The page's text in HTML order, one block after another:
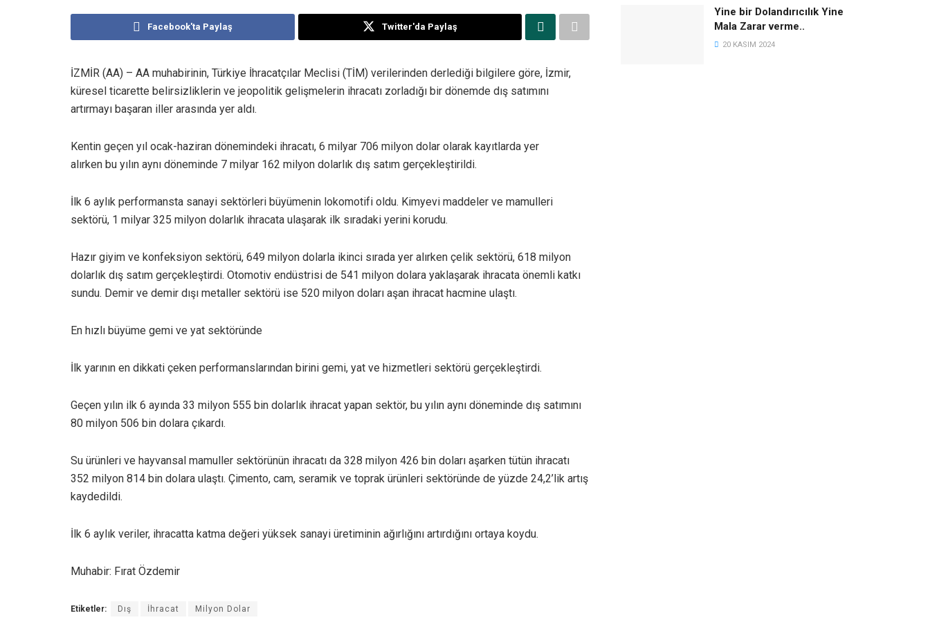
Facebook'ta Paylaş Twitter'da Paylaş
İZMİR (AA) – AA muhabirinin, Türkiye İhracatçılar Meclisi (TİM) verilerinden derlediği bilgilere göre, İzmir,
küresel ticarette belirsizliklerin ve jeopolitik gelişmelerin ihracatı zorladığı bir dönemde dış satımını
artırmayı başaran iller arasında yer aldı.
Kentin geçen yıl ocak-haziran dönemindeki ihracatı, 6 milyar 706 milyon dolar olarak kayıtlarda yer
alırken bu yılın aynı döneminde 7 milyar 162 milyon dolarlık dış satım gerçekleştirildi.
İlk 6 aylık performansta sanayi sektörleri büyümenin lokomotifi oldu. Kimyevi maddeler ve mamulleri
sektörü, 1 milyar 325 milyon dolarlık ihracata ulaşarak ilk sıradaki yerini korudu.
Hazır giyim ve konfeksiyon sektörü, 649 milyon dolarla ikinci sırada yer alırken çelik sektörü, 618 milyon
dolarlık dış satım gerçekleştirdi. Otomotiv endüstrisi de 541 milyon dolara yaklaşarak ihracata önemli katkı
sundu. Demir ve demir dışı metaller sektörü ise 520 milyon doları aşan ihracat hacmine ulaştı.
En hızlı büyüme gemi ve yat sektöründe
İlk yarının en dikkati çeken performanslarından birini gemi, yat ve hizmetleri sektörü gerçekleştirdi.
Geçen yılın ilk 6 ayında 33 milyon 555 bin dolarlık ihracat yapan sektör, bu yılın aynı döneminde dış satımını
80 milyon 506 bin dolara çıkardı.
Su ürünleri ve hayvansal mamuller sektörünün ihracatı da 328 milyon 426 bin doları aşarken tütün ihracatı
352 milyon 814 bin dolara ulaştı. Çimento, cam, seramik ve toprak ürünleri sektöründe de yüzde 24,2’lik artış
kaydedildi.
İlk 6 aylık veriler, ihracatta katma değeri yüksek sanayi üretiminin ağırlığını artırdığını ortaya koydu.
Muhabir: Fırat Özdemir
Etiketler: Dış İhracat Milyon Dolar
Yine bir Dolandırıcılık Yine
Mala Zarar verme..
20 KASIM 2024